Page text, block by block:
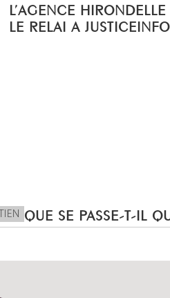
L’AGENCE HIRONDELLE
LE RELAI A
QUE SE PASSE-T-IL